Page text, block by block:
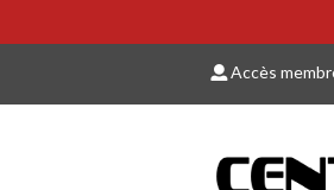
Accès